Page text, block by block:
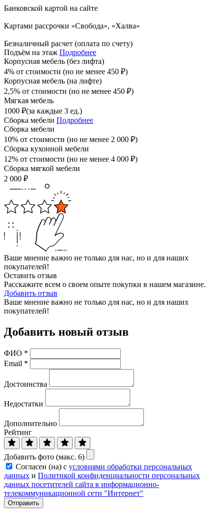
Банковской картой на сайте
Картами рассрочки «Свобода», «Халва»
Безналичный расчет (оплата по счету)
Подъём на этаж Подробнее
Корпусная мебель (без лифта)
4% от стоимости (но не менее 450 ₽)
Корпусная мебель (на лифте)
2,5% от стоимости (но не менее 450 ₽)
Мягкая мебель
1000 ₽(за каждые 3 ед.)
Сборка мебели Подробнее
Сборка мебели
10% от стоимости (но не менее 2 000 ₽)
Сборка кухонной мебели
12% от стоимости (но не менее 4 000 ₽)
Сборка мягкой мебели
2 000 ₽
Ваше мнение важно не только для нас, но и для наших
покупателей!
Оставить отзыв
Расскажите всем о своем опыте покупки в нашем магазине.
Добавить отзыв
Ваше мнение важно не только для нас, но и для наших
покупателей!
Добавить новый отзыв
ФИО *
Email *
Достоинства
Недостатки
Дополнительно
Рейтинг
Добавить фото (макс. 6)
Согласен (на) с условиями обработки персональных
данных и Политикой конфиденциальности персональных
данных посетителей сайта в информационно-
телекоммуникационной сети "Интернет"
Отправить